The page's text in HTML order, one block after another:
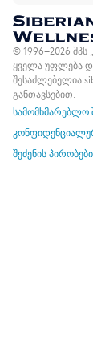
© 1996–2026 შპს
ყველა უფლება
შესაძლებელია
განთავსებით.
სამომხმარებლო
შეძენის პირობები